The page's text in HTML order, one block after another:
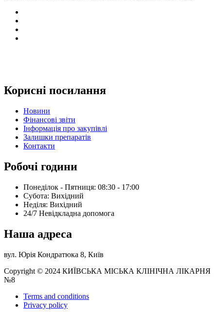
Корисні посилання
Новини
Фінансові звіти
Інформація про закупівлі
Залишки препаратів
Контакти
Робочі години
Понеділок - Пятниця: 08:30 - 17:00
Субота: Вихідний
Нeділя: Вихідний
24/7 Невідкладна допомога
Наша адреса
вул. Юрія Кондратюка 8, Київ
Copyright © 2024 КИЇВСЬКА МІСЬКА КЛІНІЧНА ЛІКАРНЯ
№8
Terms and conditions
Privacy policy